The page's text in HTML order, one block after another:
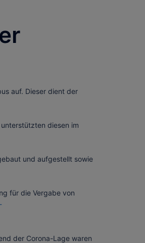
auf. Dieser dient der
diesen im
und aufgestellt sowie
für die Vergabe von
der Corona-Lage waren